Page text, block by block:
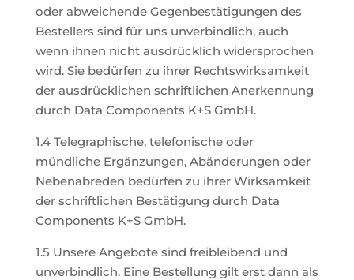
oder abweichende Gegenbestätigungen des
Bestellers sind für uns unverbindlich, auch
wenn ihnen nicht ausdrücklich widersprochen
wird. Sie bedürfen zu ihrer Rechtswirksamkeit
der ausdrücklichen schriftlichen Anerkennung
durch Data Components K+S GmbH.
1.4 Telegraphische, telefonische oder
mündliche Ergänzungen, Abänderungen oder
Nebenabreden bedürfen zu ihrer Wirksamkeit
der schriftlichen Bestätigung durch Data
Components K+S GmbH.
1.5 Unsere Angebote sind freibleibend und
unverbindlich. Eine Bestellung gilt erst dann als